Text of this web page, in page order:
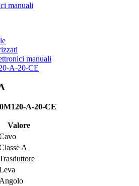
manuali
manuali
A-20-CE
A-20-CE
Valore
A
Angolo